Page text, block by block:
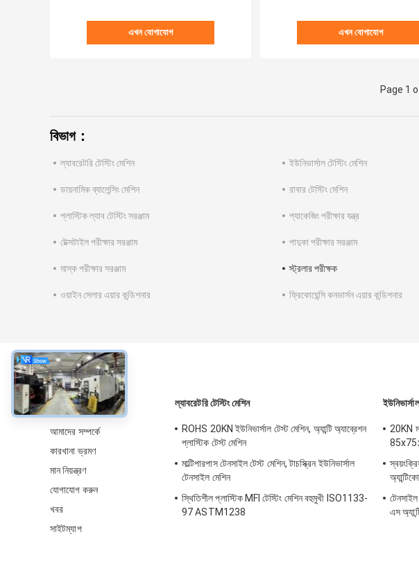
এখন যোগাযোগ এখন যোগাযোগ
Page 1
বিভাগ：
ল্যাবরেটরি টেস্টিং মেশিন ইউনিভার্সাল টেস্টিং মেশিন
ডায়নামিক ব্যালেন্সিং মেশিন রাবার টেস্টিং মেশিন
প্লাস্টিক ল্যাব টেস্টিং সরঞ্জাম প্যাকেজিং পরীক্ষার যন্ত্র
টেক্সটাইল পরীক্ষার সরঞ্জাম পাদুকা পরীক্ষার সরঞ্জাম
মাস্ক পরীক্ষার সরঞ্জাম স্ট্রলার পরীক্ষক
ওয়াইন সেলার এয়ার কন্ডিশনার ফ্রিকোয়েন্সি কনভার্সন এয়ার কন্ডিশনার
সম্বন্ধে
আমাদের সম্পর্কে
কারখানা ভ্রমণ
মান নিয়ন্ত্রণ
যোগাযোগ করুন
খবর
সাইটম্যাপ
ল্যাবরেটরি টেস্টিং মেশিন
ROHS 20KN ইউনিভার্সাল টেস্ট মেশিন, অ্যান্টি অ্যাব্রেশন
প্লাস্টিক টেস্ট মেশিন
মাল্টিপারপাস টেনসাইল টেস্ট মেশিন, টাচস্ক্রিন ইউনিভার্সাল
টেনসাইল মেশিন
স্থিতিশীল প্লাস্টিক MFI টেস্টিং মেশিন বহুমুখী ISO1133-
97 ASTM1238
20KN
এস